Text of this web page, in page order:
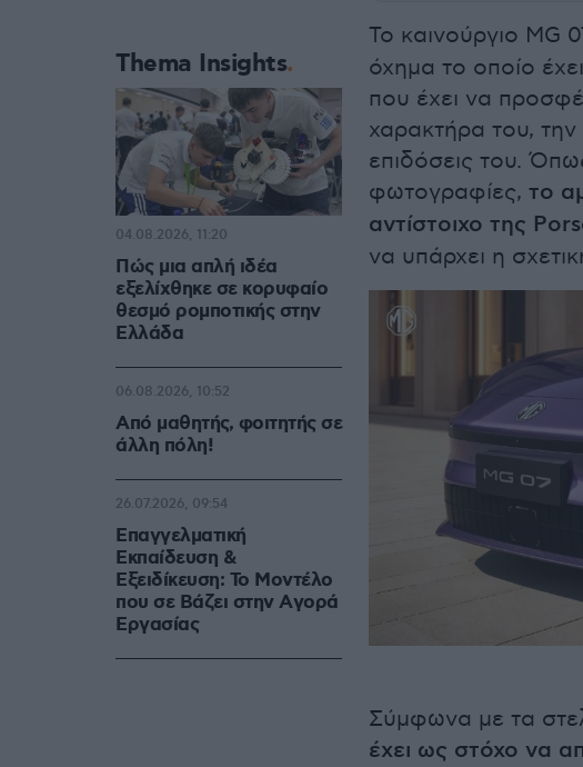
Το καινούργιο MG
όχημα το οποίο
που έχει να
χαρακτήρα του, την
επιδόσεις του.
φωτογραφίες, το
αντίστοιχο της
να υπάρχει η
Σύμφωνα με τα
έχει ως στόχο να
Thema Insights
Πώς μια απλή ιδέα
εξελίχθηκε σε κορυφαίο
θεσμό ρομποτικής στην
Ελλάδα
04.08.2026, 11:20
Από μαθητής, φοιτητής σε
άλλη πόλη!
06.08.2026, 10:52
Επαγγελματική
Εκπαίδευση &
Εξειδίκευση: Το Mοντέλο
που σε Bάζει στην Aγορά
Eργασίας
26.07.2026, 09:54